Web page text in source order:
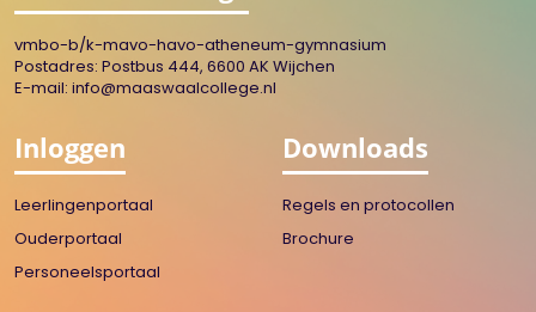
vmbo-b/k-mavo-havo-atheneum-gymnasium
Postadres: Postbus 444, 6600 AK Wijchen
E-mail: info@maaswaalcollege.nl
Inloggen
Leerlingenportaal
Ouderportaal
Personeelsportaal
Downloads
Regels en protocollen
Brochure